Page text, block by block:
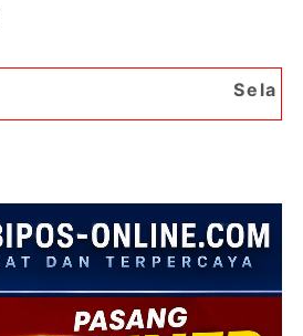
Selamat Datang di